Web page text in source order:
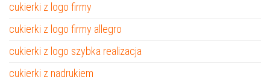
cukierki z logo firmy
cukierki z logo firmy allegro
cukierki z logo szybka realizacja
cukierki z nadrukiem